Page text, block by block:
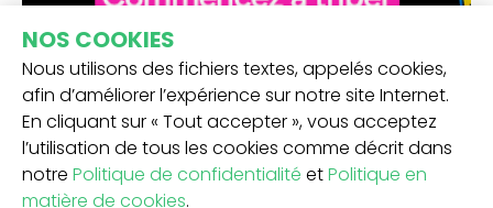
NOS COOKIES
Nous utilisons des fichiers textes, appelés cookies,
afin d’améliorer l’expérience sur notre site Internet.
En cliquant sur « Tout accepter », vous acceptez
l’utilisation de tous les cookies comme décrit dans
notre Politique de confidentialité etPolitique en
matière de cookies.